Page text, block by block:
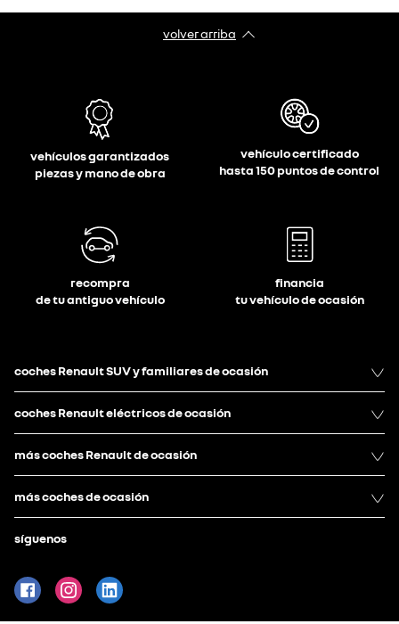
volver arriba
vehículos garantizados
piezas y mano de obra
vehículo certificado
hasta 150 puntos de control
recompra
de tu antiguo vehículo
financia
tu vehículo de ocasión
coches Renault SUV y familiares de ocasión
coches Renault eléctricos de ocasión
más coches Renault de ocasión
más coches de ocasión
síguenos